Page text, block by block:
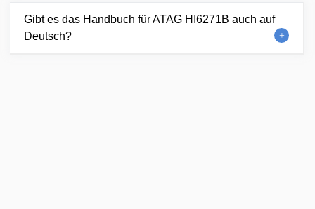
Gibt es das Handbuch für ATAG HI6271B auch auf
Deutsch?